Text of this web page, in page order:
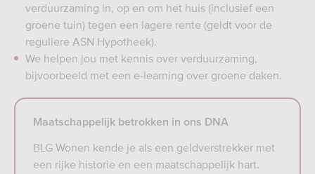
verduurzaming in, op en om het huis (inclusief een
groene tuin) tegen een lagere rente (geldt voor de
reguliere ASN Hypotheek).
We helpen jou met kennis over verduurzaming,
bijvoorbeeld met een e-learning over groene daken.
Maatschappelijk betrokken in ons DNA
BLG Wonen kende je als een geldverstrekker met
een rijke historie en een maatschappelijk hart.